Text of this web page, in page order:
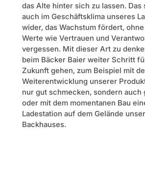
das Alte hinter sich zu lassen. Das
auch im Geschäftsklima unseres
wider, das Wachstum fördert,
Werte wie Vertrauen und
vergessen. Mit dieser Art zu
beim Bäcker Baier weiter Schritt
Zukunft gehen, zum Beispiel mit
Weiterentwicklung unserer
nur gut schmecken, sondern auch
oder mit dem momentanen Bau
Ladestation auf dem Gelände
Backhauses.